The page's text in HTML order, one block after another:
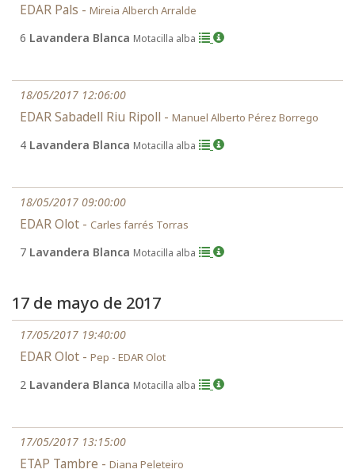
EDAR Pals - Mireia Alberch Arralde
6 Lavandera Blanca Motacilla alba
18/05/2017 12:06:00
EDAR Sabadell Riu Ripoll - Manuel Alberto Pérez Borrego
4 Lavandera Blanca Motacilla alba
18/05/2017 09:00:00
EDAR Olot - Carles farrés Torras
7 Lavandera Blanca Motacilla alba
17 de mayo de 2017
17/05/2017 19:40:00
EDAR Olot - Pep - EDAR Olot
2 Lavandera Blanca Motacilla alba
17/05/2017 13:15:00
ETAP Tambre - Diana Peleteiro